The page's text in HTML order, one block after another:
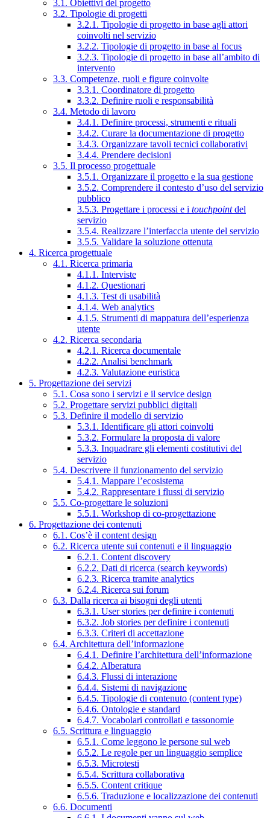
3.1. Obiettivi del progetto
3.2. Tipologie di progetti
3.2.1. Tipologie di progetto in base agli attori
coinvolti nel servizio
3.2.2. Tipologie di progetto in base al focus
3.2.3. Tipologie di progetto in base all’ambito di
intervento
3.3. Competenze, ruoli e figure coinvolte
3.3.1. Coordinatore di progetto
3.3.2. Definire ruoli e responsabilità
3.4. Metodo di lavoro
3.4.1. Definire processi, strumenti e rituali
3.4.2. Curare la documentazione di progetto
3.4.3. Organizzare tavoli tecnici collaborativi
3.4.4. Prendere decisioni
3.5. Il processo progettuale
3.5.1. Organizzare il progetto e la sua gestione
3.5.2. Comprendere il contesto d’uso del servizio
pubblico
3.5.3. Progettare i processi e i touchpointdel
servizio
3.5.4. Realizzare l’interfaccia utente del servizio
3.5.5. Validare la soluzione ottenuta
4. Ricerca progettuale
4.1. Ricerca primaria
4.1.1. Interviste
4.1.2. Questionari
4.1.3. Test di usabilità
4.1.4. Web analytics
4.1.5. Strumenti di mappatura dell’esperienza
utente
4.2. Ricerca secondaria
4.2.1. Ricerca documentale
4.2.2. Analisi benchmark
4.2.3. Valutazione euristica
5. Progettazione dei servizi
5.1. Cosa sono i servizi e il service design
5.2. Progettare servizi pubblici digitali
5.3. Definire il modello di servizio
5.3.1. Identificare gli attori coinvolti
5.3.2. Formulare la proposta di valore
5.3.3. Inquadrare gli elementi costitutivi del
servizio
5.4. Descrivere il funzionamento del servizio
5.4.1. Mappare l’ecosistema
5.4.2. Rappresentare i flussi di servizio
5.5. Co-progettare le soluzioni
5.5.1. Workshop di co-progettazione
6. Progettazione dei contenuti
6.1. Cos’è il content design
6.2. Ricerca utente sui contenuti e il linguaggio
6.2.1. Content discovery
6.2.2. Dati di ricerca (search keywords)
6.2.3. Ricerca tramite analytics
6.2.4. Ricerca sui forum
6.3. Dalla ricerca ai bisogni degli utenti
6.3.1. User stories per definire i contenuti
6.3.2. Job stories per definire i contenuti
6.3.3. Criteri di accettazione
6.4. Architettura dell’informazione
6.4.1. Definire l’architettura dell’informazione
6.4.2. Alberatura
6.4.3. Flussi di interazione
6.4.4. Sistemi di navigazione
6.4.5. Tipologie di contenuto (content type)
6.4.6. Ontologie e standard
6.4.7. Vocabolari controllati e tassonomie
6.5. Scrittura e linguaggio
6.5.1. Come leggono le persone sul web
6.5.2. Le regole per un linguaggio semplice
6.5.3. Microtesti
6.5.4. Scrittura collaborativa
6.5.5. Content critique
6.5.6. Traduzione e localizzazione dei contenuti
6.6. Documenti